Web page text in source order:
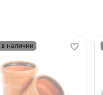
наличии